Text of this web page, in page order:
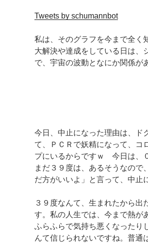
Tweets by schumannbot
私は、そのグラフを今まで全く
大解決や達成をしている日は、
で、宇宙の波動となにか関係が
今日、中止になった理由は、ド
て、ＰＣＲで妖精になって、コ
プにいるからですｗ 今日は、
まだ３９度は、あるそうなので
だ方がいいよ」と言って、中止
３９度なんて、生まれたから
す。私の人生では、今まで熱が
ふらふらで気持ち悪くなったり
んて信じられないですね。普通